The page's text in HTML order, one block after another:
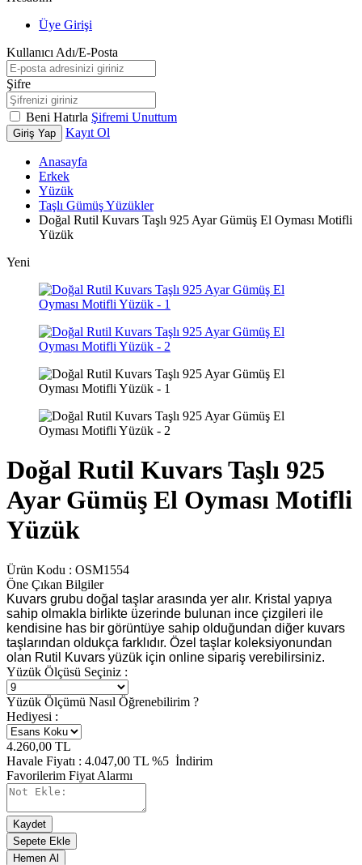
Üye Girişi
Kullanıcı Adı/E-Posta
Şifre
Beni Hatırla Şifremi Unuttum
Giriş Yap Kayıt Ol
Anasayfa
Erkek
Yüzük
Taşlı Gümüş Yüzükler
Doğal Rutil Kuvars Taşlı 925 Ayar Gümüş El Oyması Motifli
Yüzük
Yeni
Doğal Rutil Kuvars Taşlı 925
Ayar Gümüş El Oyması Motifli
Yüzük
Ürün Kodu : OSM1554
Öne Çıkan Bilgiler
Kuvars grubu doğal taşlar arasında yer alır. Kristal yapıya
sahip olmakla birlikte üzerinde bulunan ince çizgileri ile
kendisine has bir görüntüye sahip olduğundan diğer kuvars
taşlarından oldukça farklıdır. Özel taşlar koleksiyonundan
olan Rutil Kuvars yüzük için online sipariş verebilirsiniz.
Yüzük Ölçüsü Seçiniz :
Yüzük Ölçümü Nasıl Öğrenebilirim ?
Hediyesi :
4.260,00 TL
Havale Fiyatı : 4.047,00 TL %5 İndirim
Favorilerim Fiyat Alarmı
Kaydet
Sepete Ekle
Hemen Al